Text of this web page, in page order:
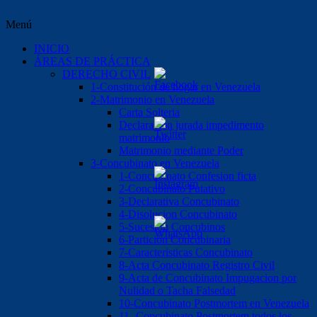
Menú
INICIO
ÁREAS DE PRÁCTICA
DERECHO CIVIL
1-Constitución de hogar en Venezuela
2-Matrimonio en Venezuela
Carta Solteria
Declaración jurada impedimento
matrimonio
Matrimonio mediante Poder
3-Concubinato en Venezuela
1-Concubinato Confesion ficta
2-Concubinato Putativo
3-Declarativa Concubinato
4-Disolucion Concubinato
5-Sucesión Concubinos
6-Partición Concubinaria
7-Caracteristicas Concubinato
8-Acta Concubinato Registro Civil
9-Acta de Concubinato Impugacion por
Nulidad o Tacha Falsedad
10-Concubinato Postmortem en Venezuela